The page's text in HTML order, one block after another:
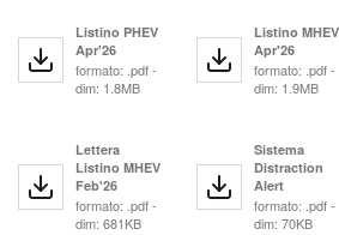
Listino PHEV
Apr'26
formato: .pdf -
dim: 1.8MB
Listino MHEV
Apr'26
formato: .pdf -
dim: 1.9MB
Lettera
Listino MHEV
Feb'26
formato: .pdf -
dim: 681KB
Sistema
Distraction
Alert
formato: .pdf -
dim: 70KB